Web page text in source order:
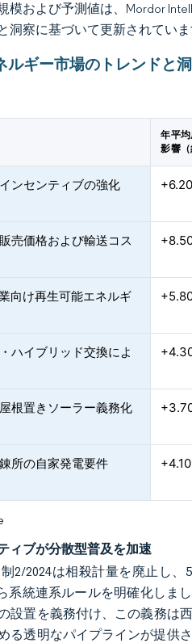
模および予測値は、Mordor
洞察に基づいて更新されていま
ルギー市場のトレンドと
年平
影響（
ンセンティブの強化
売価格および輸送コス
向け再生可能エネルギ
ハイブリッド交換によ
根置きソーラー義務化
所の自家発電要件
ィブが分散型普及を加速
2/2024は相殺計量を廃止し
系統連系ルールを明確化しま
設置を義務付け、この義務は
る透明なパイプラインが提供